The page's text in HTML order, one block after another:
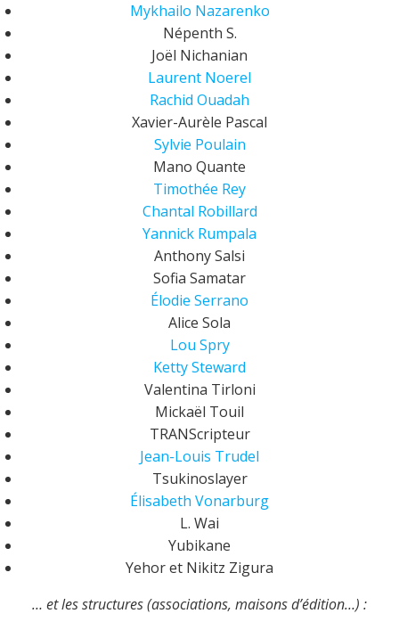
Mykhailo Nazarenko
Népenth S.
Joël Nichanian
Laurent Noerel
Rachid Ouadah
Xavier-Aurèle Pascal
Sylvie Poulain
Mano Quante
Timothée Rey
Chantal Robillard
Yannick Rumpala
Anthony Salsi
Sofia Samatar
Élodie Serrano
Alice Sola
Lou Spry
Ketty Steward
Valentina Tirloni
Mickaël Touil
TRANScripteur
Jean-Louis Trudel
Tsukinoslayer
Élisabeth Vonarburg
L. Wai
Yubikane
Yehor et Nikitz Zigura
… et les structures (associations, maisons d’édition…) :